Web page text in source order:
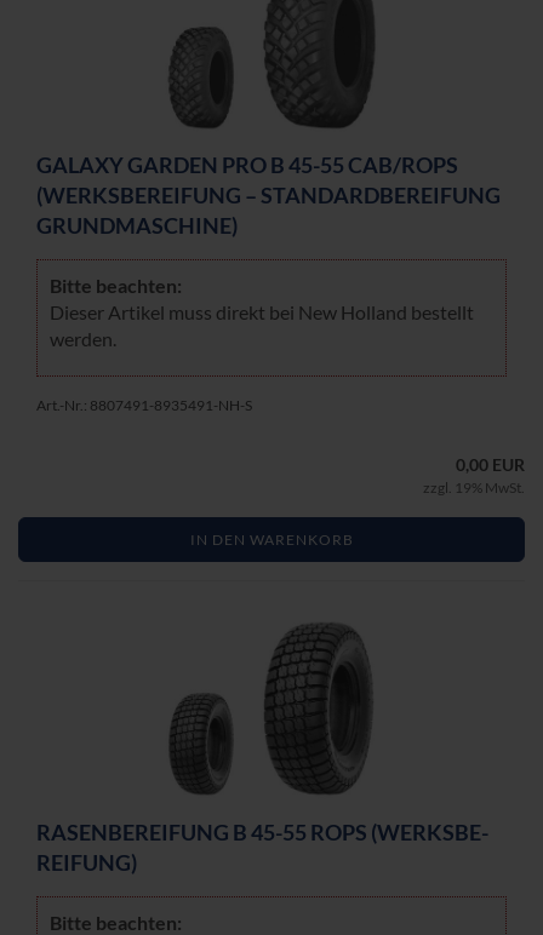
GA­LA­XY GAR­DEN PRO B 45-55 CAB/ROPS
(WERKS­BE­REI­FUNG – STAN­DARD­BE­REI­FUNG
GRUND­MA­SCHI­NE)
Bitte be­ach­ten:
Die­ser Ar­ti­kel muss di­rekt bei New Hol­land be­stellt
wer­den.
Art.-Nr.: 8807491-8935491-NH-S
0,00 EUR
zzgl. 19% MwSt.
IN DEN WARENKORB
RA­SEN­BE­REI­FUNG B 45-55 ROPS (WERKS­BE­
REI­FUNG)
Bitte be­ach­ten: